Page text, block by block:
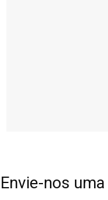
Envie-nos